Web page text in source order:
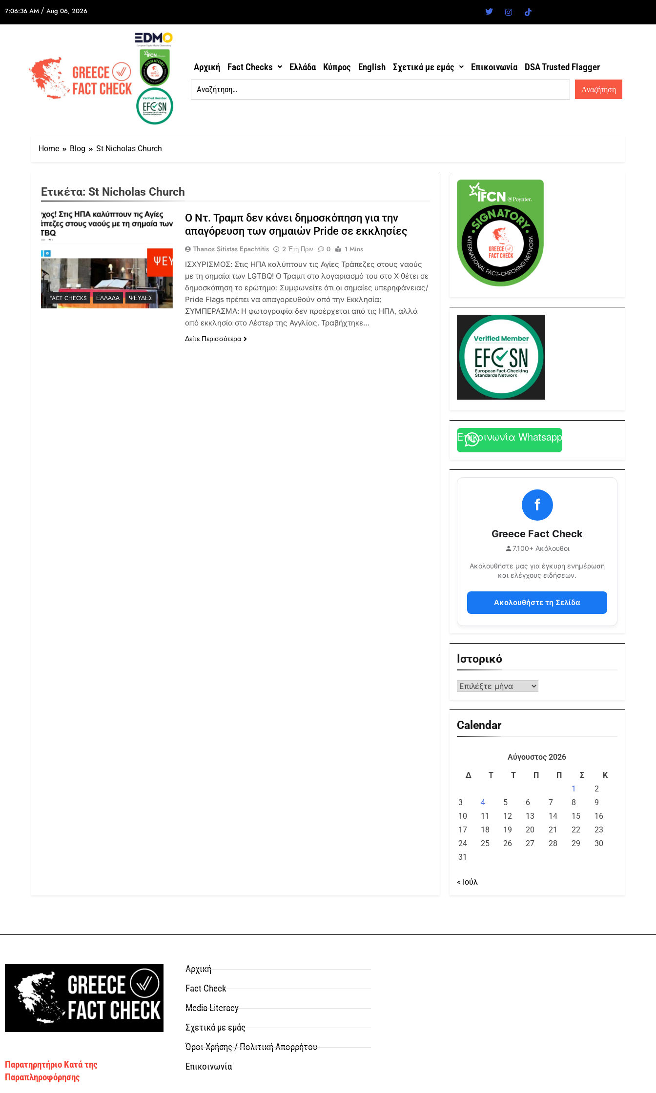
7:06:36 AM / Aug 06, 2026
Αρχική Fact Checks Ελλάδα Κύπρος English Σχετικά με εμάς Επικοινωνία DSA Trusted Flagger
Home Blog St Nicholas Church
Ετικέτα: St Nicholas Church
FACT CHECKS ΕΛΛΆΔΑ ΨΕΥΔΈΣ
Ο Ντ. Τραμπ δεν κάνει δημοσκόπηση για την
απαγόρευση των σημαιών Pride σε εκκλησίες
Thanos Sitistas Epachtitis 2 Έτη Πριν 0
1 Mins
ΙΣΧΥΡΙΣΜΟΣ: Στις ΗΠΑ καλύπτουν τις Αγίες Τράπεζες στους ναούς
με τη σημαία των LGTBQ! Ο Τραμπ στο λογαριασμό του στο Χ θέτει σε
δημοσκόπηση το ερώτημα: Συμφωνείτε ότι οι σημαίες υπερηφάνειας/
Pride Flags πρέπει να απαγορευθούν από την Εκκλησία;
ΣΥΜΠΕΡΑΣΜΑ: Η φωτογραφία δεν προέρχεται από τις ΗΠΑ, αλλά
από εκκλησία στο Λέστερ της Αγγλίας. Τραβήχτηκε…
Δείτε Περισσότερα
Επικοινωνία Whatsapp
f
Greece Fact Check
7.100+ Ακόλουθοι
Ακολουθήστε μας για έγκυρη ενημέρωση
και ελέγχους ειδήσεων.
Ακολουθήστε τη Σελίδα
Ιστορικό
Calendar
Αύγουστος 2026
Δ
Τ Τ Π Π Σ
Κ
1
2
3
4 5 6 7 8
9
10
11 12 13 14 15
16
17
18 19 20 21 22
23
24
25 26 27 28 29
30
31
« Ιούλ
Παρατηρητήριο Κατά της
Παραπληροφόρησης
Αρχική
Fact Check
Media Literacy
Σχετικά με εμάς
Όροι Χρήσης / Πολιτική Απορρήτου
Επικοινωνία